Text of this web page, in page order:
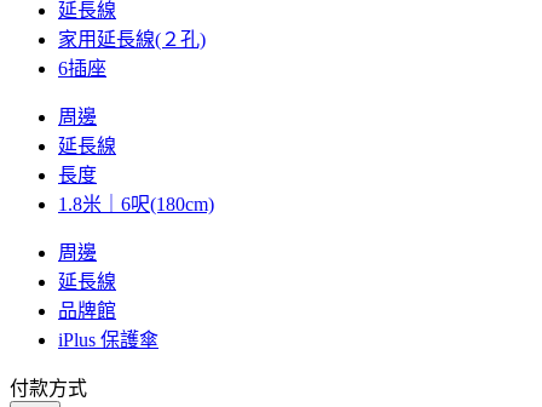
延長線
家用延長線(２孔)
6插座
周邊
延長線
長度
1.8米｜6呎(180cm)
周邊
延長線
品牌館
iPlus 保護傘
付款方式